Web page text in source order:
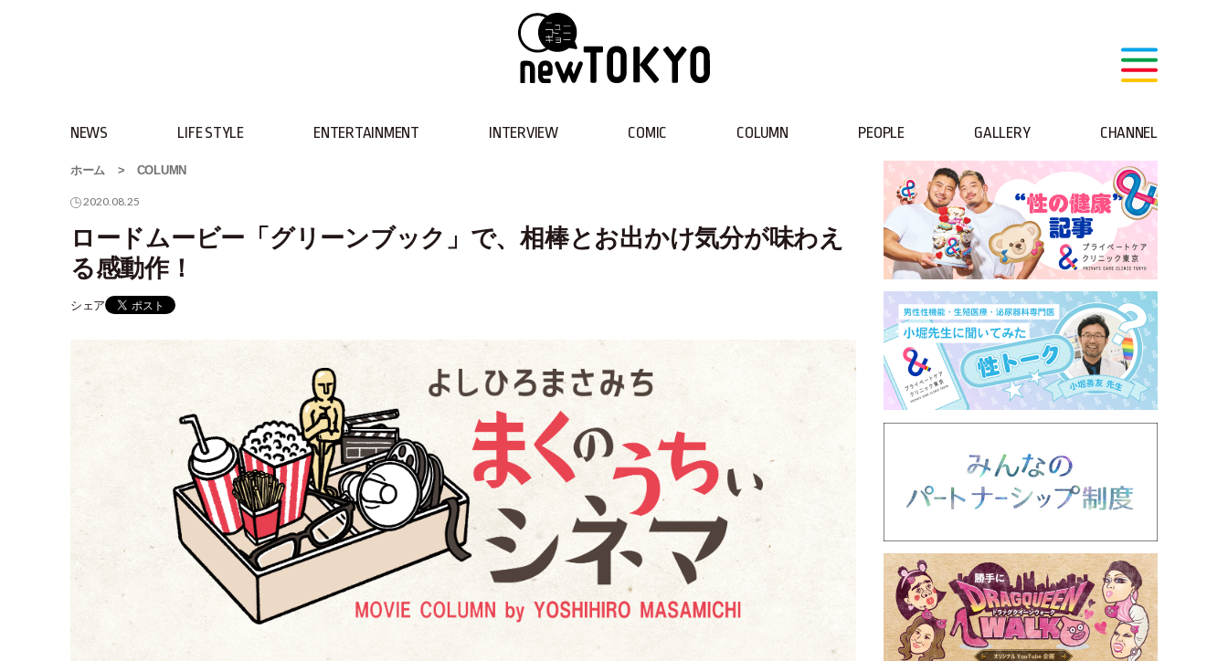
NEWS LIFE STYLE ENTERTAINMENT INTERVIEW COMIC COLUMN PEOPLE GALLERY CHANNEL
ホーム > COLUMN
2020.08.25
ロードムービー「グリーンブック」で、相棒とお出かけ気分が味わえ
る感動作！
シェア